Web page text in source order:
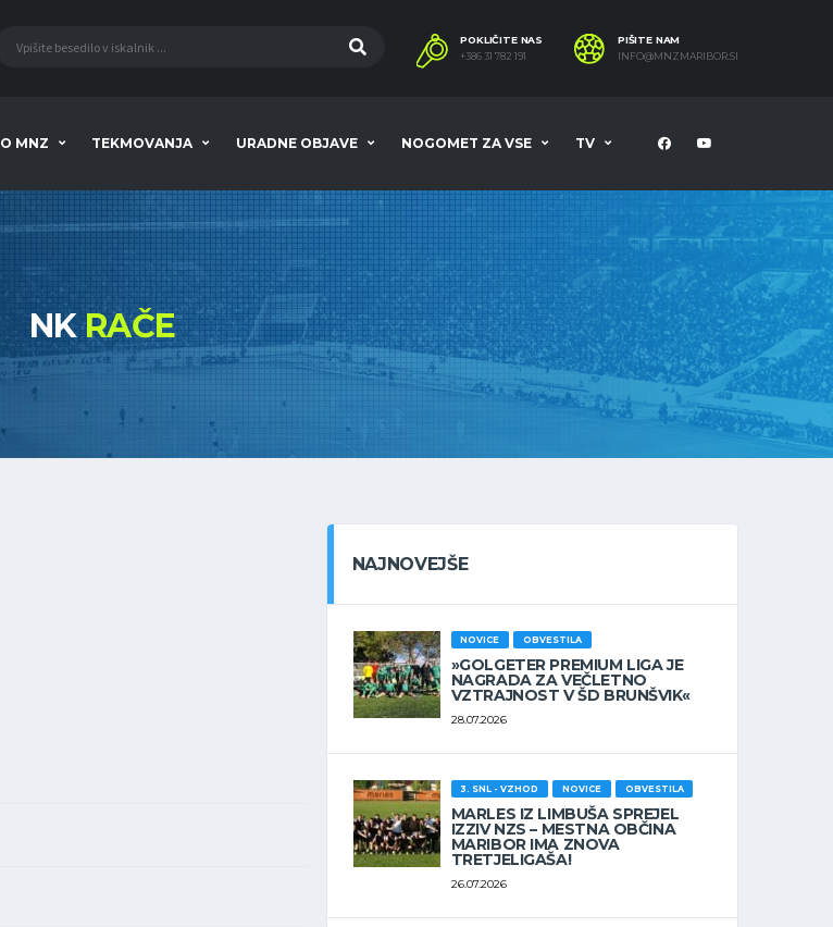
POKLIČITE NAS
+386 31 782 191
PIŠITE NAM
INFO@MNZMARIBOR.SI
O MNZ TEKMOVANJA URADNE OBJAVE NOGOMET ZA VSE TV
NKRAČE
NAJNOVEJŠE
NOVICE OBVESTILA
»GOLGETER PREMIUM LIGA JE
NAGRADA ZA VEČLETNO
VZTRAJNOST V ŠD BRUNŠVIK«
28.07.2026
3. SNL - VZHOD NOVICE OBVESTILA
MARLES IZ LIMBUŠA SPREJEL
IZZIV NZS – MESTNA OBČINA
MARIBOR IMA ZNOVA
TRETJELIGAŠA!
26.07.2026